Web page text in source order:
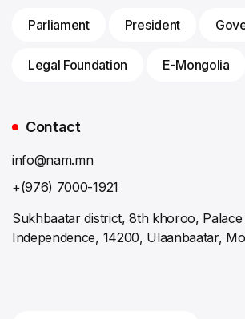
Parliament President
Legal Foundation E-Mongolia
Contact
info@nam.mn
+(976) 7000-1921
Sukhbaatar district, 8th khoroo,
Independence, 14200, Ulaanbaatar,